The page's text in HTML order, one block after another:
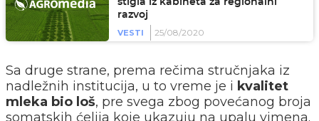
stigla iz kabineta za regionalni
razvoj
VESTI
25/08/2020
Sa druge strane, prema rečima stručnjaka iz
nadležnih institucija, u to vreme je i kvalitet
mleka bio loš, pre svega zbog povećanog broja
somatskih ćelija koje ukazuju na upalu vimena.